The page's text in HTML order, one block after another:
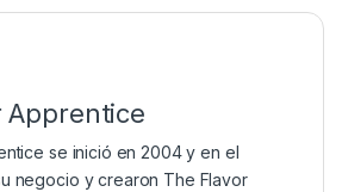
Apprentice
se inició en 2004 y en el
negocio y crearon The Flavor